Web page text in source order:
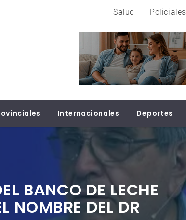
Salud Policiales
Internacionales Deportes
BANCO DE LECHE
NOMBRE DEL DR